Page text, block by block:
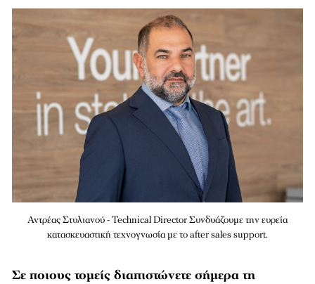
Αντρέας Στυλιανού - Technical Director Συνδυάζουμε την ευρεία
κατασκευαστική τεχνογνωσία με το after sales support.
Σε ποιους τομείς διαπιστώνετε σήμερα τη